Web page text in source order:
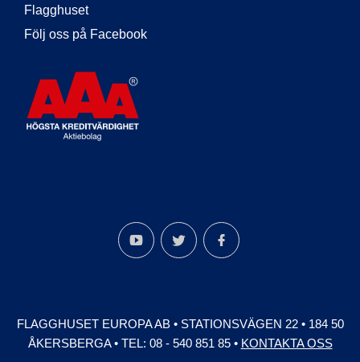
Flagghuset
Följ oss på Facebook
FLAGGHUSET EUROPA AB• STATIONSVÄGEN 22• 184 50
ÅKERSBERGA• TEL: 08 - 540 851 85• KONTAKTA OSS